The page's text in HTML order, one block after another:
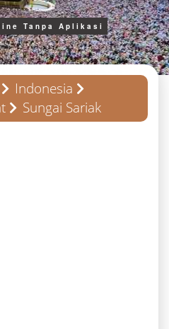
Tanpa Aplikasi
Indonesia
Sungai Sariak